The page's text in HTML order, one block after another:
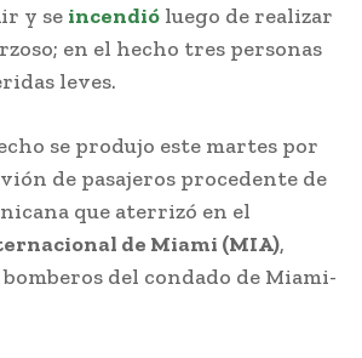
y se incendió luego de realizar
en el hecho tres personas
leves.
se produjo este martes por
de pasajeros procedente de
que aterrizó en el
de Miami (MIA),
del condado de Miami-